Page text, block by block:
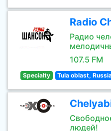
Radio
Радио
107.5 FM
Specialty Tula oblast,
людей!